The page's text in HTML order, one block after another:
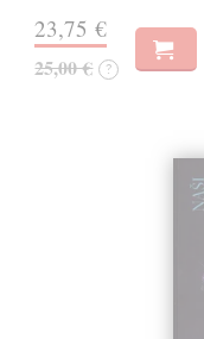
23,75 €
25,00 € ?